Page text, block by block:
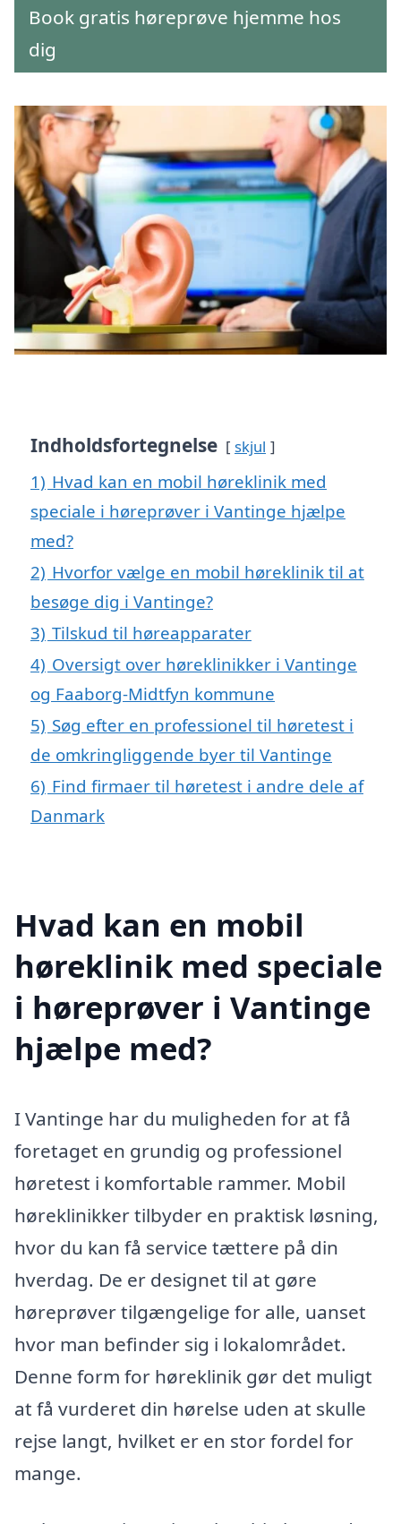
Book gratis høreprøve hjemme hos
dig
Indholdsfortegnelse skjul
1) Hvad kan en mobil høreklinik med
speciale i høreprøver i Vantinge hjælpe
med?
2) Hvorfor vælge en mobil høreklinik til at
besøge dig i Vantinge?
3) Tilskud til høreapparater
4) Oversigt over høreklinikker i Vantinge
og Faaborg-Midtfyn kommune
5) Søg efter en professionel til høretest i
de omkringliggende byer til Vantinge
6) Find firmaer til høretest i andre dele af
Danmark
Hvad kan en mobil
høreklinik med speciale
i høreprøver i Vantinge
hjælpe med?
I Vantinge har du muligheden for at få
foretaget en grundig og professionel
høretest i komfortable rammer. Mobil
høreklinikker tilbyder en praktisk løsning,
hvor du kan få service tættere på din
hverdag. De er designet til at gøre
høreprøver tilgængelige for alle, uanset
hvor man befinder sig i lokalområdet.
Denne form for høreklinik gør det muligt
at få vurderet din hørelse uden at skulle
rejse langt, hvilket er en stor fordel for
mange.